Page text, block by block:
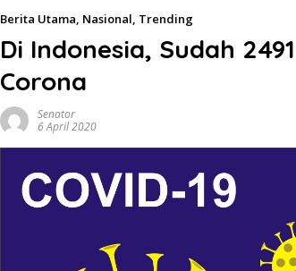
Berita Utama, Nasional, Trending
Di Indonesia, Sudah
Corona
Senator
6 April 2020